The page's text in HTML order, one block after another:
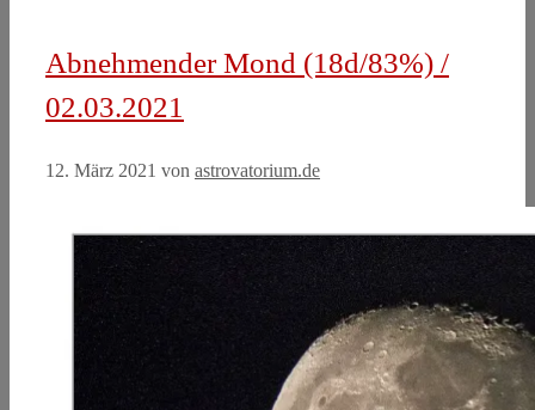
Abnehmender Mond (18d/83%) /
02.03.2021
12. März 2021 von astrovatorium.de